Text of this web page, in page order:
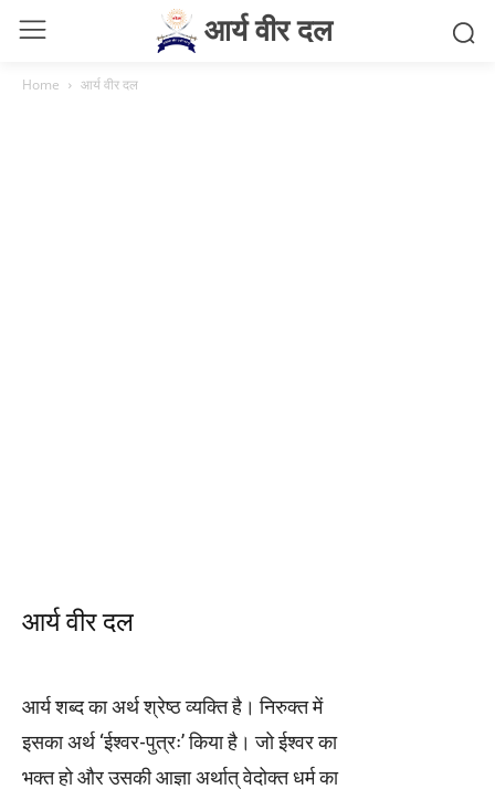
आर्य वीर दल
Home आर्य वीर दल
आर्य वीर दल
आर्य शब्द का अर्थ श्रेष्ठ व्यक्ति है। निरुक्त में
इसका अर्थ ‘ईश्वर-पुत्रः’ किया है। जो ईश्वर का
भक्त हो और उसकी आज्ञा अर्थात् वेदोक्त धर्म का